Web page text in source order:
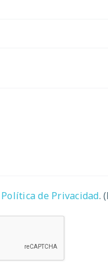
Política de Privacidad.